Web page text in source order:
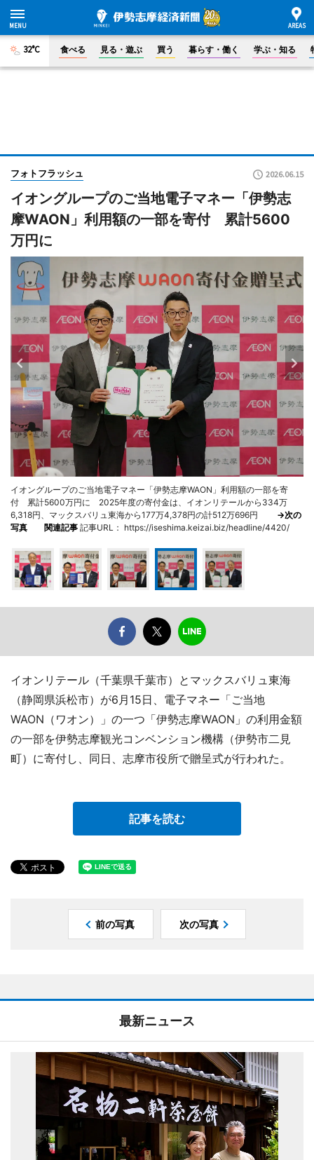
32°C 食べる 見る・遊ぶ 買う 暮らす・働く 学ぶ・知る
フォトフラッシュ 2026.06.15
イオングループのご当地電子マネー「伊勢志
摩WAON」利用額の一部を寄付 累計5600
万円に
イオングループのご当地電子マネー「伊勢志摩WAON」利用額の一部を寄
付 累計5600万円に 2025年度の寄付金は、イオンリテールから334万
6,318円、マックスバリュ東海から177万4,378円の計512万696円 →次の
写真
関連記事 記事URL： https://iseshima.keizai.biz/headline/4420/
イオンリテール（千葉県千葉市）とマックスバリュ東海
（静岡県浜松市）が6月15日、電子マネー「ご当地
WAON（ワオン）」の一つ「伊勢志摩WAON」の利用金額
の一部を伊勢志摩観光コンベンション機構（伊勢市二見
町）に寄付し、同日、志摩市役所で贈呈式が行われた。
記事を読む
前の写真 次の写真
最新ニュース